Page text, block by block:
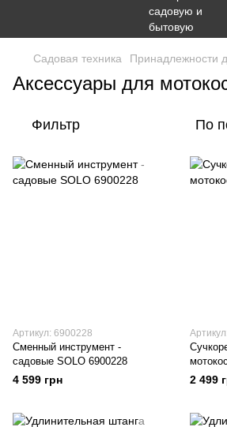
Садовая техника Принадлежности
Аксессуары для
Фильтр По
Артикул: 6900228
Сменный инструмент -
садовые SOLO 6900228
4 599 грн 2 499